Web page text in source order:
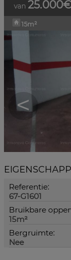
van 25.000€
15m²
<
Referentie:
67-G1601
Bruikbare
15m²
Bergruimte:
Nee